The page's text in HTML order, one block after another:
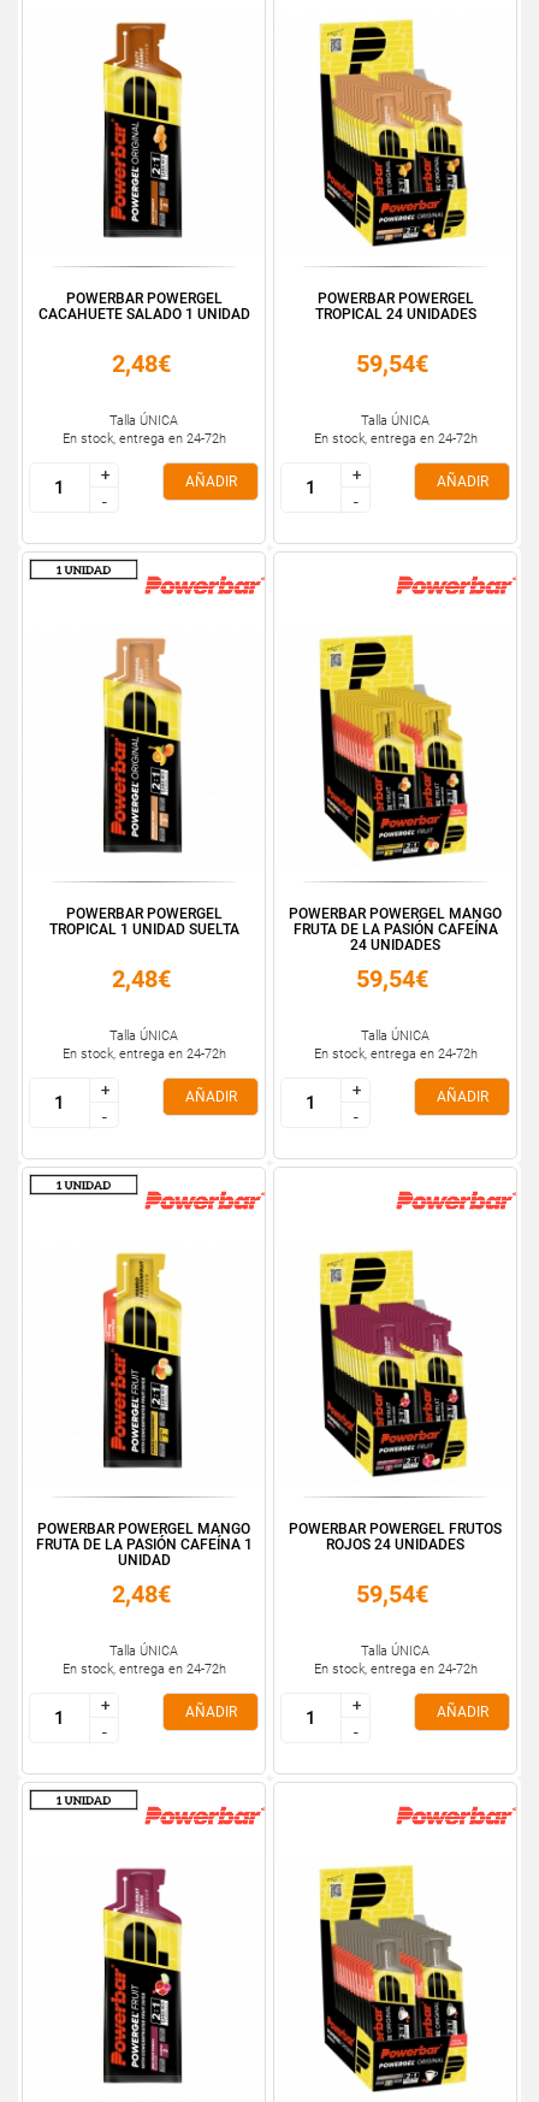
POWERBAR POWERGEL
CACAHUETE SALADO 1 UNIDAD
2,48€
Talla ÚNICA
En stock, entrega en 24-72h
+
-
+
-
AÑADIR
POWERBAR POWERGEL
TROPICAL 24 UNIDADES
59,54€
Talla ÚNICA
En stock, entrega en 24-72h
+
-
+
-
AÑADIR
POWERBAR POWERGEL
TROPICAL 1 UNIDAD SUELTA
2,48€
Talla ÚNICA
En stock, entrega en 24-72h
+
-
+
-
AÑADIR
POWERBAR POWERGEL MANGO
FRUTA DE LA PASIÓN CAFEÍNA
24 UNIDADES
59,54€
Talla ÚNICA
En stock, entrega en 24-72h
+
-
+
-
AÑADIR
POWERBAR POWERGEL MANGO
FRUTA DE LA PASIÓN CAFEÍNA 1
UNIDAD
2,48€
Talla ÚNICA
En stock, entrega en 24-72h
+
-
+
-
AÑADIR
POWERBAR POWERGEL FRUTOS
ROJOS 24 UNIDADES
59,54€
Talla ÚNICA
En stock, entrega en 24-72h
+
-
+
-
AÑADIR